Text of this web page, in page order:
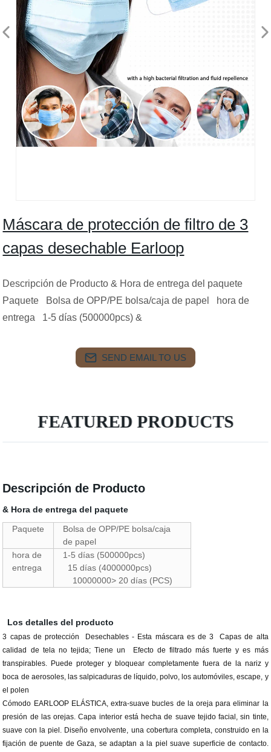
Máscara de protección de filtro de 3
capas desechable Earloop
Descripción de Producto & Hora de entrega del paquete
Paquete Bolsa de OPP/PE bolsa/caja de papel hora de
entrega 1-5 días (500000pcs) &
SEND EMAIL TO US
FEATURED PRODUCTS
Descripción de Producto
& Hora de entrega del paquete
Paquete
Bolsa de OPP/PE bolsa/caja
de papel
hora de
entrega
1-5 días (500000pcs)
15 días (4000000pcs)
10000000> 20 días (PCS)
Los detalles del producto
3 capas de protección Desechables - Esta máscara es de 3 Capas de alta
calidad de tela no tejida; Tiene un Efecto de filtrado más fuerte y es más
transpirables. Puede proteger y bloquear completamente fuera de la nariz y
boca de aerosoles, las salpicaduras de líquido, polvo, los automóviles, escape, y
el polen
Cómodo EARLOOP ELÁSTICA, extra-suave bucles de la oreja para eliminar la
presión de las orejas. Capa interior está hecha de suave tejido facial, sin tinte,
suave con la piel. Diseño envolvente, una cobertura completa, construido en la
fijación de puente de Gaza, se adaptan a la piel suave superficie de contacto.